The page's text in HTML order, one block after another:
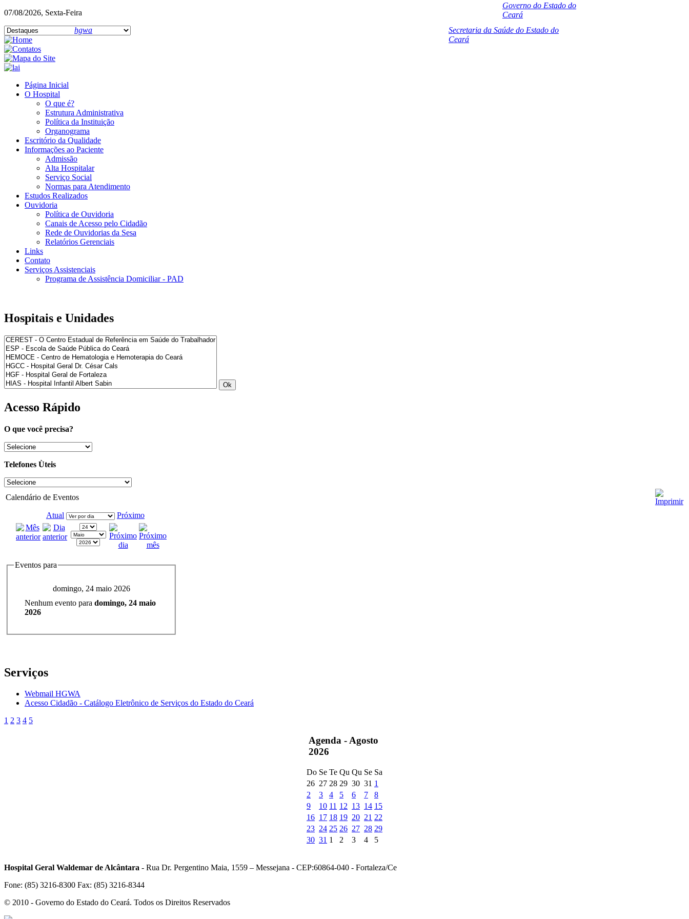
07/08/2026, Sexta-Feira
hgwa
Secretaria da Saúde do Estado do
Ceará
Governo do Estado do
Ceará
Página Inicial
O Hospital
O que é?
Estrutura Administrativa
Política da Instituição
Organograma
Escritório da Qualidade
Informações ao Paciente
Admissão
Alta Hospitalar
Serviço Social
Normas para Atendimento
Estudos Realizados
Ouvidoria
Política de Ouvidoria
Canais de Acesso pelo Cidadão
Rede de Ouvidorias da Sesa
Relatórios Gerenciais
Links
Contato
Serviços Assistenciais
Programa de Assistência Domiciliar - PAD
Hospitais e Unidades
Acesso Rápido
O que você precisa?
Telefones Ùteis
Calendário de Eventos
Atual Próximo
Eventos para
domingo, 24 maio 2026
Nenhum evento para domingo, 24 maio
2026
Serviços
Webmail HGWA
Acesso Cidadão - Catálogo Eletrônico de Serviços do Estado do Ceará
1 2 3 4 5
Agenda - Agosto
2026
Do Se Te Qu Qu Se Sa
26 27 28 29 30 31 1
2
3 4 5 6 7
8
9
10 11 12 13 14 15
16 17 18 19 20 21 22
23 24 25 26 27 28 29
30 31 1 2 3 4 5
Hospital Geral Waldemar de Alcântara - Rua Dr. Pergentino Maia, 1559 – Messejana - CEP:60864-040 - Fortaleza/Ce
Fone: (85) 3216-8300 Fax: (85) 3216-8344
© 2010 - Governo do Estado do Ceará. Todos os Direitos Reservados